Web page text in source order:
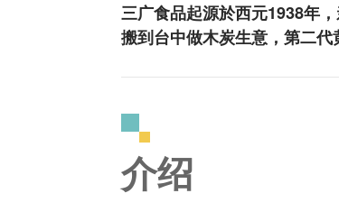
三广食品起源於西元1938年
搬到台中做木炭生意，第二代
介绍